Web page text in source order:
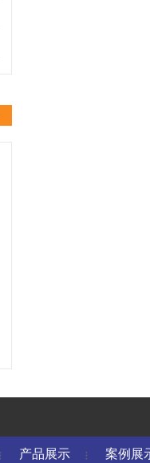
产品展示 案例展